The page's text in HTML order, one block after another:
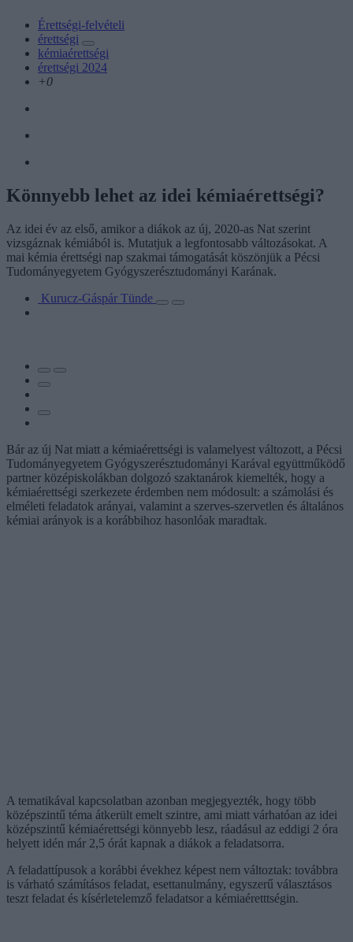
Érettségi-felvételi
érettségi
kémiaérettségi
érettségi 2024
+0
Könnyebb lehet az idei kémiaérettségi?
Az idei év az első, amikor a diákok az új, 2020-as Nat szerint
vizsgáznak kémiából is. Mutatjuk a legfontosabb változásokat. A
mai kémia érettségi nap szakmai támogatását köszönjük a Pécsi
Tudományegyetem Gyógyszerésztudományi Karának.
Kurucz-Gáspár Tünde
Bár az új Nat miatt a kémiaérettségi is valamelyest változott, a Pécsi
Tudományegyetem Gyógyszerésztudományi Karával együttműködő
partner középiskolákban dolgozó szaktanárok kiemelték, hogy a
kémiaérettségi szerkezete érdemben nem módosult: a számolási és
elméleti feladatok arányai, valamint a szerves-szervetlen és általános
kémiai arányok is a korábbihoz hasonlóak maradtak.
A tematikával kapcsolatban azonban megjegyezték, hogy több
középszintű téma átkerült emelt szintre, ami miatt várhatóan az idei
középszintű kémiaérettségi könnyebb lesz, ráadásul az eddigi 2 óra
helyett idén már 2,5 órát kapnak a diákok a feladatsorra.
A feladattípusok a korábbi évekhez képest nem változtak: továbbra
is várható számításos feladat, esettanulmány, egyszerű választásos
teszt feladat és kísérletelemző feladatsor a kémiaéretttségin.